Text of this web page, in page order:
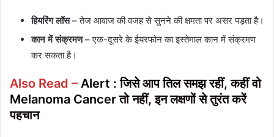
हियरिंग लॉस –तेज आवाज की वजह से सुनने की क्षमता पर असर पड़ता है।
कान में संक्रमण –एक-दूसरे के ईयरफोन का इस्तेमाल कान में संक्रमण
कर सकता है।
Also Read – Alert : जिसे आप तिल समझ रहीं, कहीं वो
Melanoma Cancer तो नहीं, इन लक्षणों से तुरंत करें
पहचान